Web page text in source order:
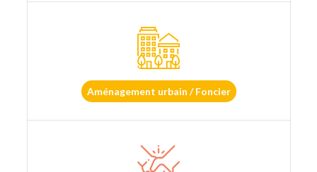
Aménagement urbain / Foncier